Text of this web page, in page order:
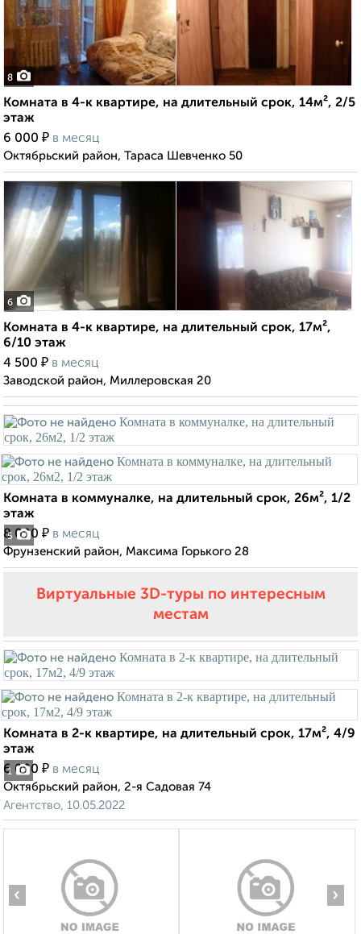
8
Комната в 4-к квартире, на длительный срок, 14м², 2/5
этаж
6 000 ₽ в месяц
Октябрьский район, Тараса Шевченко 50
6
Комната в 4-к квартире, на длительный срок, 17м²,
6/10 этаж
4 500 ₽ в месяц
Заводской район, Миллеровская 20
5
Комната в коммуналке, на длительный срок, 26м², 1/2
этаж
8 000 ₽ в месяц
Фрунзенский район, Максима Горького 28
Виртуальные 3D-туры по интересным
местам
1
Комната в 2-к квартире, на длительный срок, 17м², 4/9
этаж
6 000 ₽ в месяц
Октябрьский район, 2-я Садовая 74
Агентство, 10.05.2022
‹ ›